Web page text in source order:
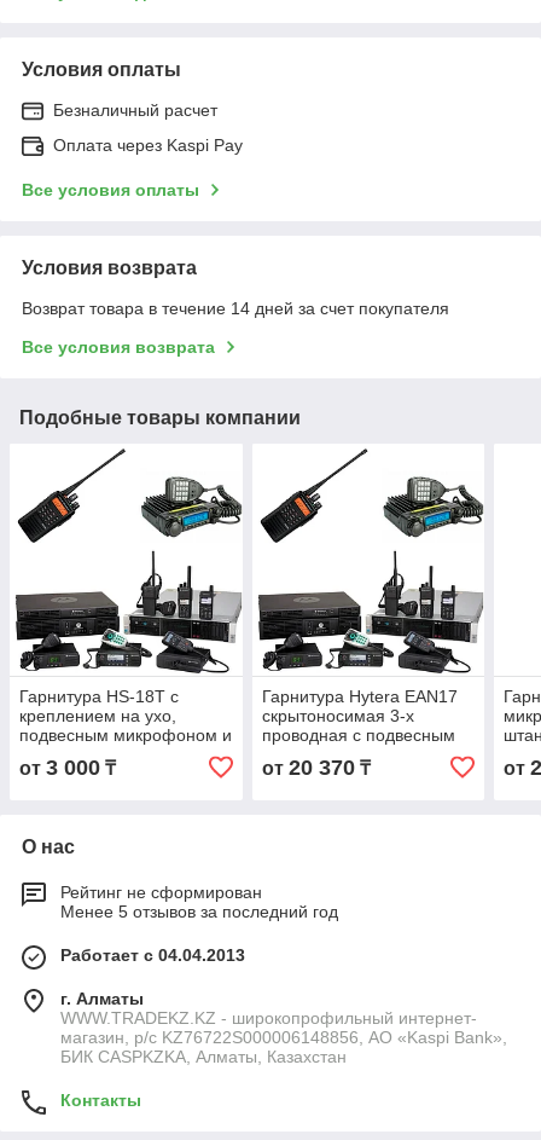
Условия оплаты
Безналичный расчет
Оплата через Kaspi Pay
Все условия оплаты
Условия возврата
Возврат товара в течение 14 дней за счет покупателя
Все условия возврата
Подобные товары компании
Гарнитура HS-18T с
креплением на ухо,
подвесным микрофоном и
кнопкой РТТ для р/ст
Motorola T-серии, TC-1688
от 3 000 ₸
Гарнитура Hytera EAN17
скрытоносимая 3-х
проводная с подвесным
микрофоном и РТТ в руке
для р/ст
от 20 370₸ от
О нас
Рейтинг не сформирован
Менее 5 отзывов за последний год
Работает с 04.04.2013
г. Алматы
WWW.TRADEKZ.KZ - широкопрофильный интернет-
магазин, р/с KZ76722S000006148856, АО «Kaspi Bank»,
БИК CASPKZKA, Алматы, Казахстан
Контакты